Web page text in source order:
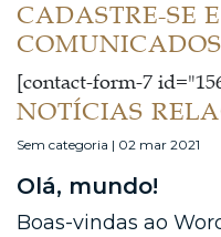
CADASTRE-SE
[contact-form-7
NOTÍCIAS
Sem categoria | 02 mar 2021
Olá, mundo!
Boas-vindas ao